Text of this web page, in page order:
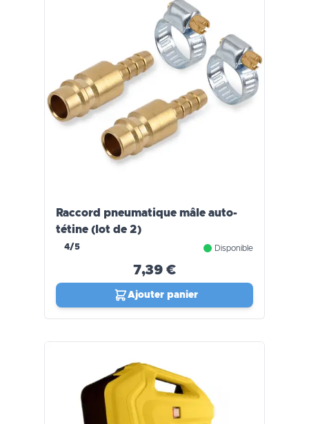
Raccord pneumatique mâle auto-
tétine (lot de 2)
4/5 Disponible
7,39 €
Ajouter panier